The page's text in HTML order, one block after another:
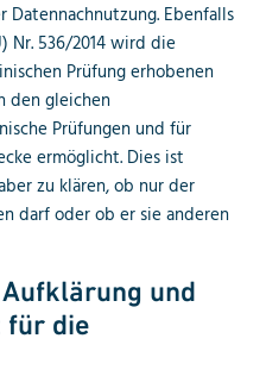
Ebenfalls
Nr. 536/2014 wird die
Prüfung erhobenen
den gleichen
Prüfungen und für
ermöglicht. Dies ist
zu klären, ob nur der
darf oder ob er sie anderen
und
für die